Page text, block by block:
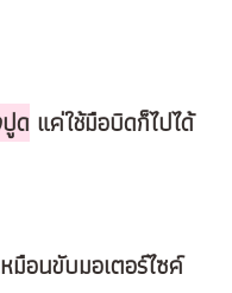
ด แค่ใช้มือบิดก็ไปได้
มือนขับมอเตอร์ไซค์